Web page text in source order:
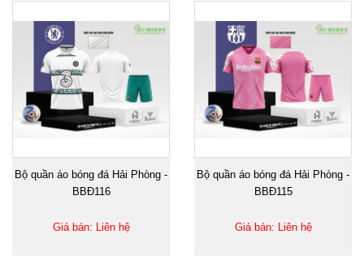
Bộ quần áo bóng đá Hải Phòng -
BBĐ116
Giá bán: Liên hệ
Bộ quần áo bóng đá Hải Phòng -
BBĐ115
Giá bán: Liên hệ